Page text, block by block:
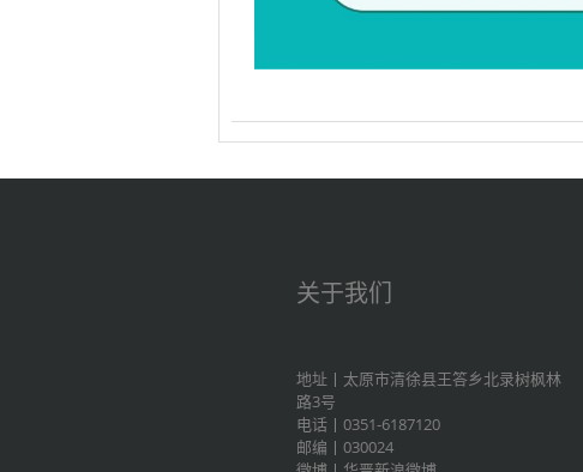
关于我们
地址丨太原市清徐县王答乡北录树枫林
路3号
电话丨0351-6187120
邮编丨030024